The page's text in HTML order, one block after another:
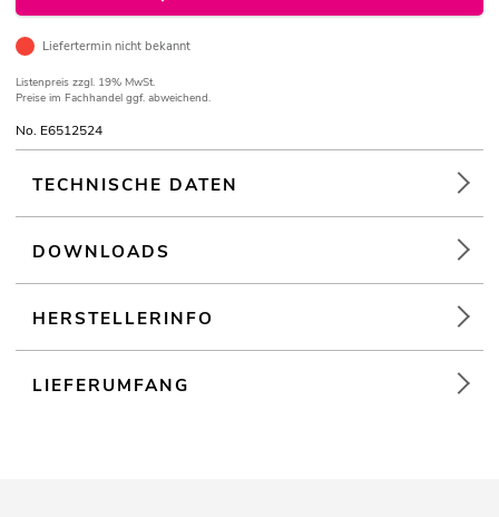
Liefertermin nicht bekannt
Listenpreis zzgl. 19% MwSt.
Preise im Fachhandel ggf. abweichend.
No. E6512524
TECHNISCHE DATEN
DOWNLOADS
HERSTELLERINFO
LIEFERUMFANG